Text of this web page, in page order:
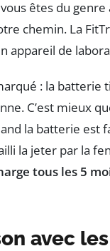
êtes du
chemin. La
appareil de
: la
C’est mieux
la batterie est
la jeter par la
tous les 5
avec